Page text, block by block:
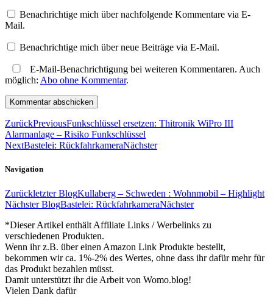
Benachrichtige mich über nachfolgende Kommentare via E-
Mail.
Benachrichtige mich über neue Beiträge via E-Mail.
E-Mail-Benachrichtigung bei weiteren Kommentaren. Auch
möglich: Abo ohne Kommentar.
ZurückPreviousFunkschlüssel ersetzen: Thitronik WiPro III
Alarmanlage – Risiko Funkschlüssel
NextBastelei: RückfahrkameraNächster
Navigation
Zurückletzter BlogKullaberg – Schweden : Wohnmobil – Highlight
Nächster BlogBastelei: RückfahrkameraNächster
*Dieser Artikel enthält Affiliate Links / Werbelinks zu
verschiedenen Produkten.
Wenn ihr z.B. über einen Amazon Link Produkte bestellt,
bekommen wir ca. 1%-2% des Wertes, ohne dass ihr dafür mehr für
das Produkt bezahlen müsst.
Damit unterstützt ihr die Arbeit von Womo.blog!
Vielen Dank dafür